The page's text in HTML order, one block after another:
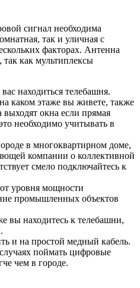
сигнал необходима
так и уличная с
факторах. Антенна
как мультиплексы
находиться телебашня.
каком этаже вы живете, также
выходят окна если прямая
необходимо учитывать в
в многоквартирном доме,
компании о коллективной
смело подключайтесь к
уровня мощности
промышленных объектов
вы находитесь к телебашни,
и на простой медный кабель.
поймать цифровые
чем в городе.